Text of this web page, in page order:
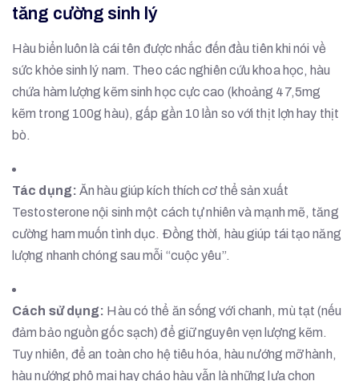
tăng cường sinh lý
Hàu biển luôn là cái tên được nhắc đến đầu tiên khi nói về
sức khỏe sinh lý nam. Theo các nghiên cứu khoa học, hàu
chứa hàm lượng kẽm sinh học cực cao (khoảng 47,5mg
kẽm trong 100g hàu), gấp gần 10 lần so với thịt lợn hay thịt
bò.
Tác dụng: Ăn hàu giúp kích thích cơ thể sản xuất
Testosterone nội sinh một cách tự nhiên và mạnh mẽ, tăng
cường ham muốn tình dục. Đồng thời, hàu giúp tái tạo năng
lượng nhanh chóng sau mỗi “cuộc yêu”.
Cách sử dụng: Hàu có thể ăn sống với chanh, mù tạt (nếu
đảm bảo nguồn gốc sạch) để giữ nguyên vẹn lượng kẽm.
Tuy nhiên, để an toàn cho hệ tiêu hóa, hàu nướng mỡ hành,
hàu nướng phô mai hay cháo hàu vẫn là những lựa chọn